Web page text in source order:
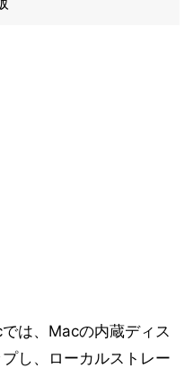
は、Macの内蔵ディス
し、ローカルストレー